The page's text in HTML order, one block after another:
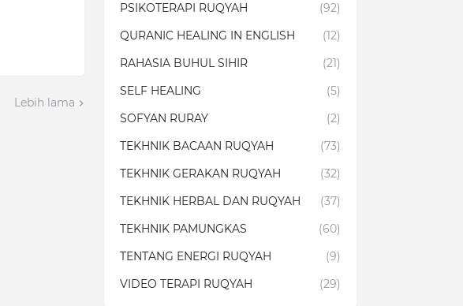
Lebih lama
PSIKOTERAPI RUQYAH
(92)
QURANIC HEALING IN ENGLISH
(12)
RAHASIA BUHUL SIHIR
(21)
SELF HEALING
(5)
SOFYAN RURAY
(2)
TEKHNIK BACAAN RUQYAH
(73)
TEKHNIK GERAKAN RUQYAH
(32)
TEKHNIK HERBAL DAN RUQYAH
(37)
TEKHNIK PAMUNGKAS
(60)
TENTANG ENERGI RUQYAH
(9)
VIDEO TERAPI RUQYAH
(29)